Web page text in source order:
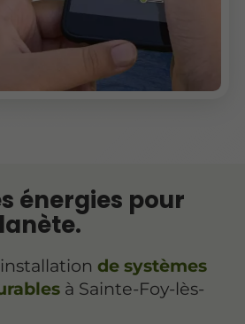
énergies pour
de systèmes
à Sainte-Foy-lès-